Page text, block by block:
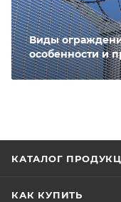
Виды
особенности и
КАТАЛОГ
КАК КУПИТЬ